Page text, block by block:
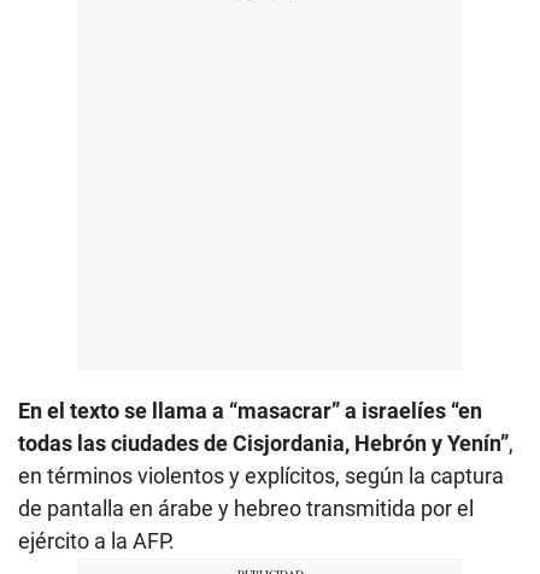
En el texto se llama a “masacrar” a israelíes “en
todas las ciudades de Cisjordania, Hebrón y Yenín”,
en términos violentos y explícitos, según la captura
de pantalla en árabe y hebreo transmitida por el
ejército a la AFP.